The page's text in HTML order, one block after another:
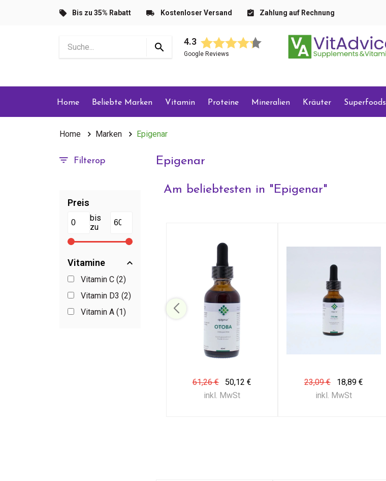
Bis zu 35% Rabatt Kostenloser Versand Zahlung auf Rechnung
4.3
Google Reviews
Home Beliebte Marken Vitamin Proteine Mineralien Kräuter Superfoods
Home Marken Epigenar
Filterop
Preis
bis
zu
Vitamine
Vitamin C (2)
Vitamin D3 (2)
Vitamin A (1)
Epigenar
Am beliebtesten in "Epigenar"
61,26 €
50,12 €
inkl. MwSt
23,09 €
18,89 €
inkl. MwSt